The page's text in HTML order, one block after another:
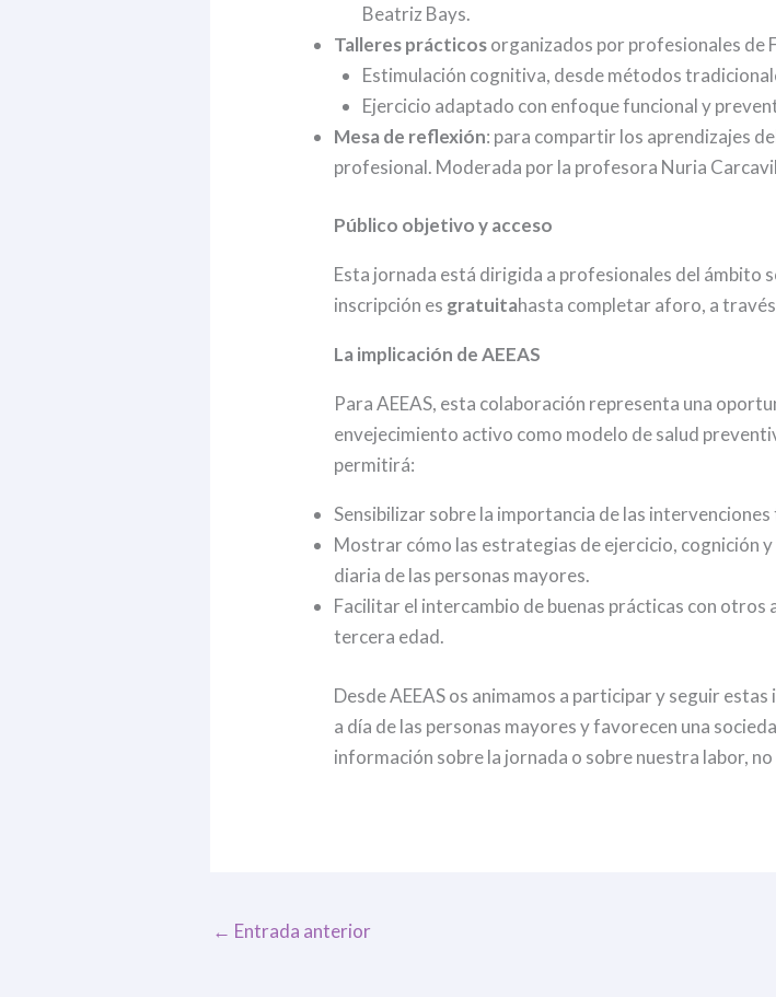
Beatriz Bays.
Talleres prácticosorganizados por profesionales de
Estimulación cognitiva, desde métodos
Ejercicio adaptado con enfoque funcional y
Mesa de reflexión: para compartir los aprendizajes
profesional. Moderada por la profesora Nuria
Público objetivo y acceso
Esta jornada está dirigida a profesionales del ámbito
inscripción es gratuitahasta completar aforo, a
La implicación de AEEAS
Para AEEAS, esta colaboración representa una
envejecimiento activo como modelo de salud
permitirá:
Sensibilizar sobre la importancia de las
Mostrar cómo las estrategias de ejercicio, cognición
diaria de las personas mayores.
Facilitar el intercambio de buenas prácticas con otros
tercera edad.
Desde AEEAS os animamos a participar y seguir
a día de las personas mayores y favorecen una
información sobre la jornada o sobre nuestra labor,
← Entrada anterior